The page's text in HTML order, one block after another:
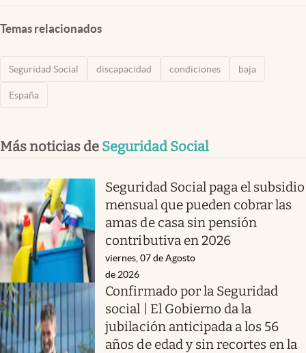
Temas relacionados
Seguridad Social discapacidad condiciones baja
España
Más noticias de Seguridad Social
Seguridad Social paga el subsidio
mensual que pueden cobrar las
amas de casa sin pensión
contributiva en 2026
viernes, 07 de Agosto
de 2026
Confirmado por la Seguridad
social | El Gobierno da la
jubilación anticipada a los 56
años de edad y sin recortes en la